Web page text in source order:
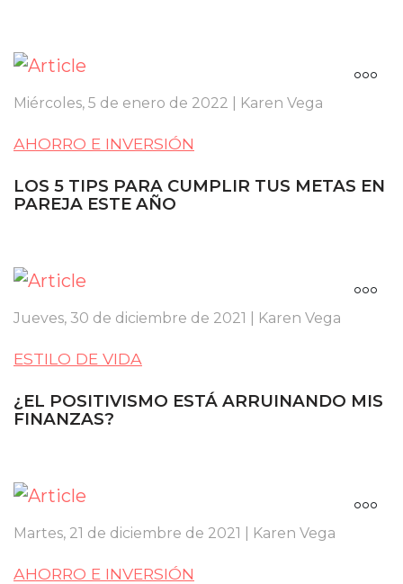
Miércoles, 5 de enero de 2022 | Karen Vega
AHORRO E INVERSIÓN
LOS 5 TIPS PARA CUMPLIR TUS METAS EN
PAREJA ESTE AÑO
Jueves, 30 de diciembre de 2021 | Karen Vega
ESTILO DE VIDA
¿EL POSITIVISMO ESTÁ ARRUINANDO MIS
FINANZAS?
Martes, 21 de diciembre de 2021 | Karen Vega
AHORRO E INVERSIÓN